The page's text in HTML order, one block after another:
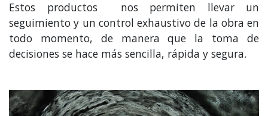
Estos productos nos permiten llevar un
seguimiento y un control exhaustivo de la obra en
todo momento, de manera que la toma de
decisiones se hace más sencilla, rápida y segura.